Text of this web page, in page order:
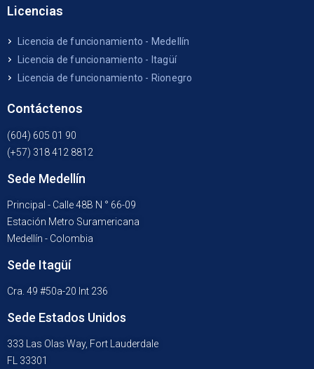
Licencias
Licencia de funcionamiento - Medellín
Licencia de funcionamiento - Itagüí
Licencia de funcionamiento - Rionegro
Contáctenos
(604) 605 01 90
(+57) 318 412 8812
Sede Medellín
Principal - Calle 48B N ° 66-09
Estación Metro Suramericana
Medellín - Colombia
Sede Itagüí
Cra. 49 #50a-20 Int 236
Sede Estados Unidos
333 Las Olas Way, Fort Lauderdale
FL 33301